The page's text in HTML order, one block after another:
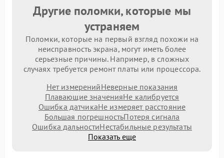
Другие поломки, которые мы
устраняем
Поломки, которые на первый взгляд похожи на
неисправность экрана, могут иметь более
серьезные причины. Например, в сложных
случаях требуется ремонт платы или процессора.
Нет измеренийНеверные показания
Плавающие значенияНе калибруется
Ошибка датчикаНе измеряет расстояние
Большая погрешностьПотеря сигнала
Ошибка дальностиНестабильные результаты
Показать еще